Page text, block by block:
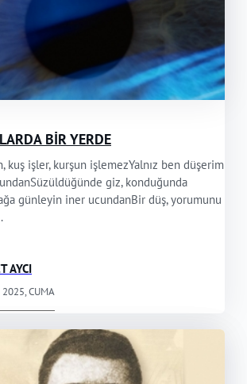
BİR YERDE
kuş işler, kurşun işlemezYalnız ben düşerim
giz, konduğunda
günleyin iner ucundanBir düş, yorumunu
AYCI
CUMA